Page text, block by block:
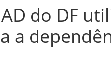
do DF
a